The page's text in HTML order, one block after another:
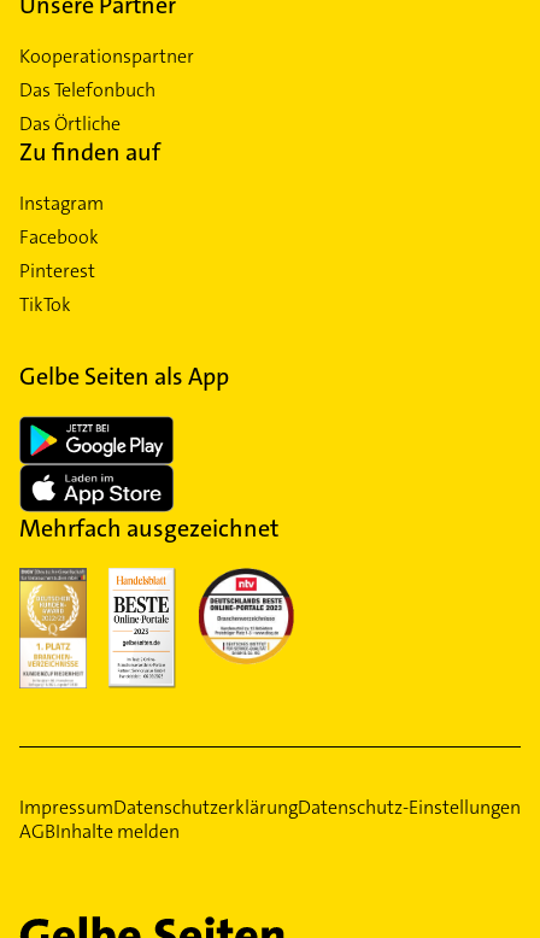
Kooperationspartner
Das Telefonbuch
Das Örtliche
Zu finden auf
Instagram
Facebook
Pinterest
TikTok
Gelbe Seiten als App
Mehrfach ausgezeichnet
ImpressumDatenschutzerklärungDatenschutz-Einstellungen
AGBInhalte melden